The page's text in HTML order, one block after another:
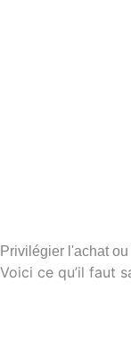
Privilégier l'achat
Voici ce qu’il faut